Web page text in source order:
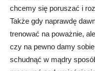
chcemy się poruszać i
Także gdy naprawdę
trenować na poważnie,
czy na pewno damy
schudnąć w mądry